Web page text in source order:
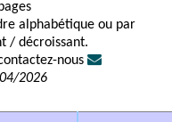
alphabétique ou par
/ décroissant.
nous
2026